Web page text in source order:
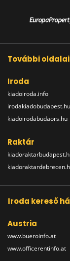
További
Iroda
kiadoiroda.info
irodakiadobudapest.hu
kiadoirodabudaors.hu
Raktár
Iroda kereső
Austria
www.bueroinfo.at
www.officerentinfo.at